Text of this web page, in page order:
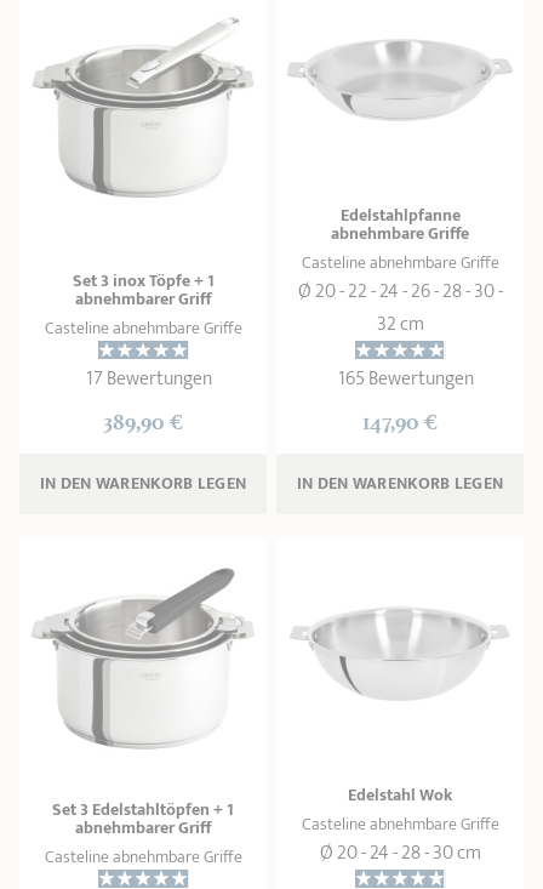
PRODUKTBERATER
REZEPTE UND TIPPS
KOLLEKTIONEN
KONTAKT
Ofenform - Bräter Wasserbadeinsätze Marmelade
Stiel- und
Seitengriffe
Pflege
Unsere Auswahl
Set 3 inox Töpfe + 1
abnehmbarer Griff
Casteline abnehmbare Griffe
17 Bewertungen
389,90 €
LEGEN
Edelstahlpfanne
abnehmbare Griffe
Casteline abnehmbare Griffe
Ø 20 - 22 - 24 - 26 - 28 - 30 -
32 cm
165 Bewertungen
147,90 €
LEGEN
Set 3 Edelstahltöpfen + 1
abnehmbarer Griff
Casteline abnehmbare Griffe
Edelstahl Wok
Casteline abnehmbare Griffe
Ø 20 - 24 - 28 - 30 cm